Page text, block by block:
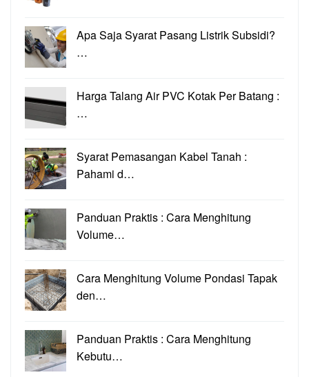
Apa Saja Syarat Pasang Listrik Subsidi?
…
Harga Talang Air PVC Kotak Per Batang :
…
Syarat Pemasangan Kabel Tanah :
Pahami d…
Panduan Praktis : Cara Menghitung
Volume…
Cara Menghitung Volume Pondasi Tapak
den…
Panduan Praktis : Cara Menghitung
Kebutu…